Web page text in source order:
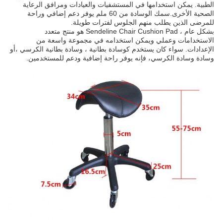
الطبية. يمكن استخدامها في المستشفيات والعيادات ومرافق الرعاية
الصحية الأخرى.سمك الوسادة من 60 ملم يوفر دعم إضافي وراحة
للمرضى الذين يطلب منهم الجلوس لفترات طويلة.
بشكل عام ، Sendeline Chair Cushion Pad هو منتج متعدد
الاستخدامات وعملي ويمكن استخدامه في مجموعة واسعة من
الإعدادات. سواء كان يستخدم كوسادة بطانية ، وسادة بطانية الكرسي ،أو
وسادة وسادة الكرسي، فإنه يوفر راحة إضافية ودعم للمستخدمين.